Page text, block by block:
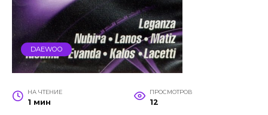
DAEWOO
НА ЧТЕНИЕ
1 мин
ПРОСМОТРОВ
12